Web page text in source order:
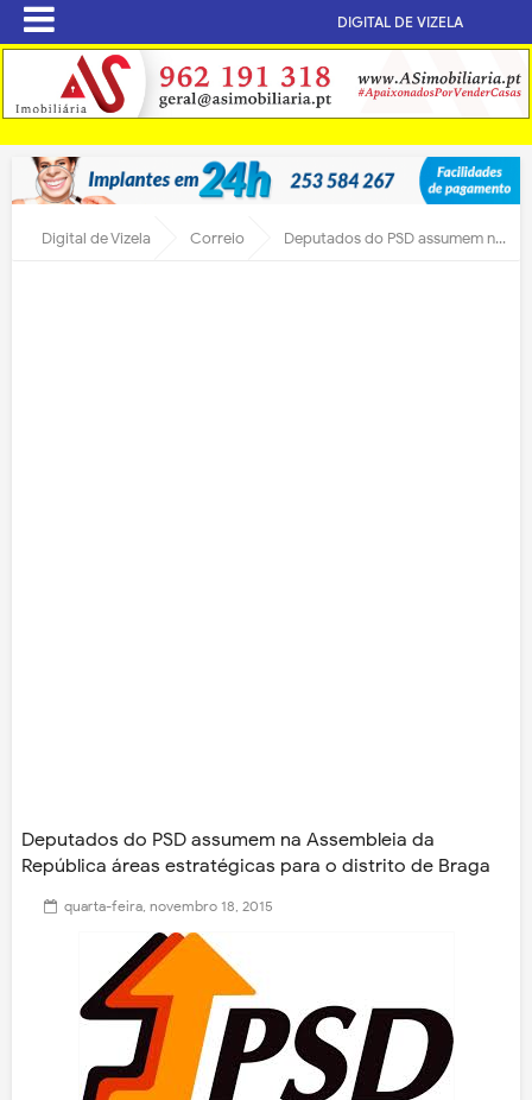
DIGITAL DE VIZELA
Digital de Vizela Correio Deputados do PSD assumem na Assembleia da República áreas estratégicas para o distrito de Braga
Deputados do PSD assumem na Assembleia da
República áreas estratégicas para o distrito de Braga
quarta-feira, novembro 18, 2015